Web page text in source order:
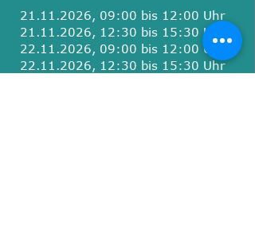
21.11.2026, 09:00 bis 12:00 Uhr
21.11.2026, 12:30 bis 15:30 Uhr
22.11.2026, 09:00 bis 12:00 Uhr
22.11.2026, 12:30 bis 15:30 Uhr